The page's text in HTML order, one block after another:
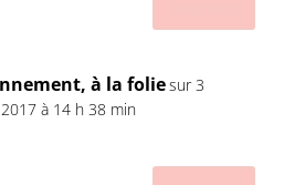
à la foliesur 3
à 14 h 38 min